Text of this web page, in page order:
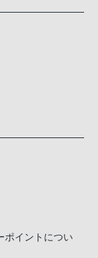
ポイントについ